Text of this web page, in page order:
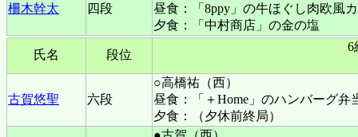
柵木幹太 四段
昼食：「8ppy」の牛ほぐし肉欧風
夕食：「中村商店」の金の塩
氏名 段位
6
古賀悠聖 六段
○高橋祐（西）
昼食：「＋Home」のハンバーグ弁
夕食：（夕休前終局）